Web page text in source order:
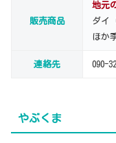
販売商品
地元
ダイ
ほか
連絡先 090-
やぶくま